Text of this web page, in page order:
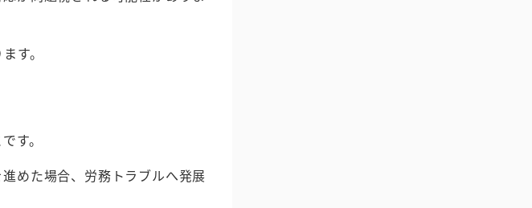
す。
す。
めた場合、労務トラブルへ発展